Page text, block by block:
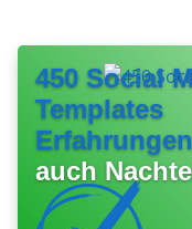
450 Social
Templates
auch